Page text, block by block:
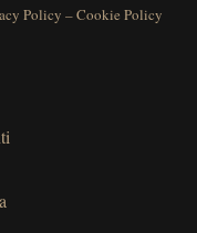
Policy –Cookie Policy